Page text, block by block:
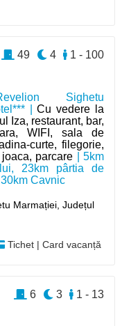
Sighetu
|Cu vedere la
Iza, restaurant, bar,
WIFI, sala de
curte, filegorie,
parcare | 5km
23km pârtia de
Cavnic
Marmației,Județul
Tichet | Card vacanță
1 - 100
4
49
1 - 13
3
6